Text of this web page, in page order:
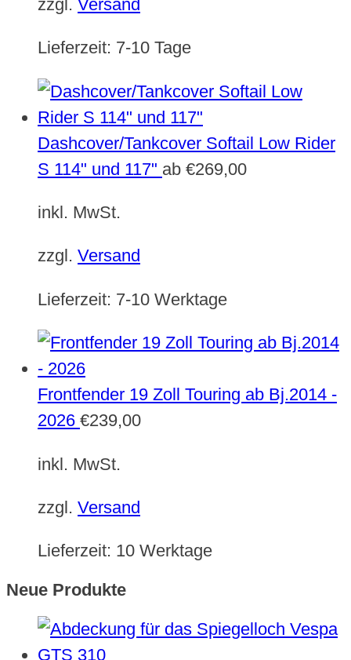
zzgl. Versand
Lieferzeit: 7-10 Tage
Dashcover/Tankcover Softail Low Rider
S 114" und 117" ab €269,00
inkl. MwSt.
zzgl. Versand
Lieferzeit: 7-10 Werktage
Frontfender 19 Zoll Touring ab Bj.2014 -
2026 €239,00
inkl. MwSt.
zzgl. Versand
Lieferzeit: 10 Werktage
Neue Produkte